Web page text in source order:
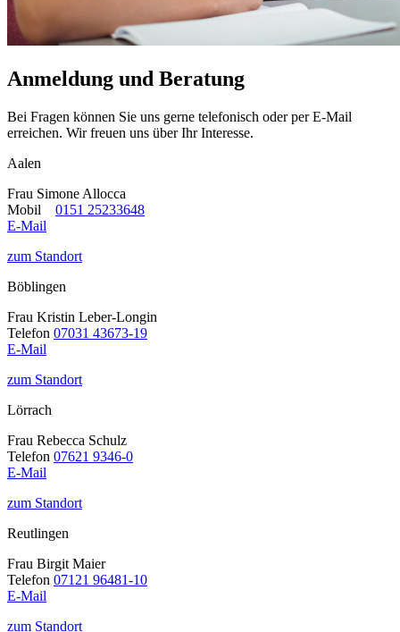
Anmeldung und Beratung
Bei Fragen können Sie uns gerne telefonisch oder per E-Mail
erreichen. Wir freuen uns über Ihr Interesse.
Aalen
Frau Simone Allocca
Mobil 0151 25233648
E-Mail
zum Standort
Böblingen
Frau Kristin Leber-Longin
Telefon 07031 43673-19
E-Mail
zum Standort
Lörrach
Frau Rebecca Schulz
Telefon 07621 9346-0
E-Mail
zum Standort
Reutlingen
Frau Birgit Maier
Telefon 07121 96481-10
E-Mail
zum Standort